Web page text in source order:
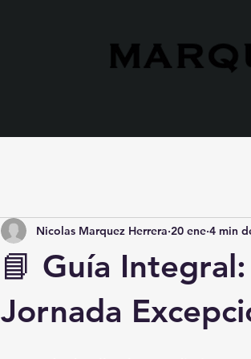
📘 Guía
Jornada
Nicolas Marquez Herrera 20 ene 4 min